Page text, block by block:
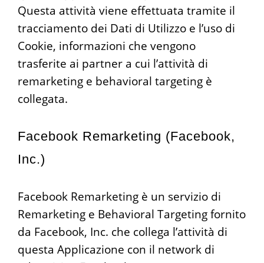
Questa attività viene effettuata tramite il
tracciamento dei Dati di Utilizzo e l’uso di
Cookie, informazioni che vengono
trasferite ai partner a cui l’attività di
remarketing e behavioral targeting è
collegata.
Facebook Remarketing (Facebook,
Inc.)
Facebook Remarketing è un servizio di
Remarketing e Behavioral Targeting fornito
da Facebook, Inc. che collega l’attività di
questa Applicazione con il network di